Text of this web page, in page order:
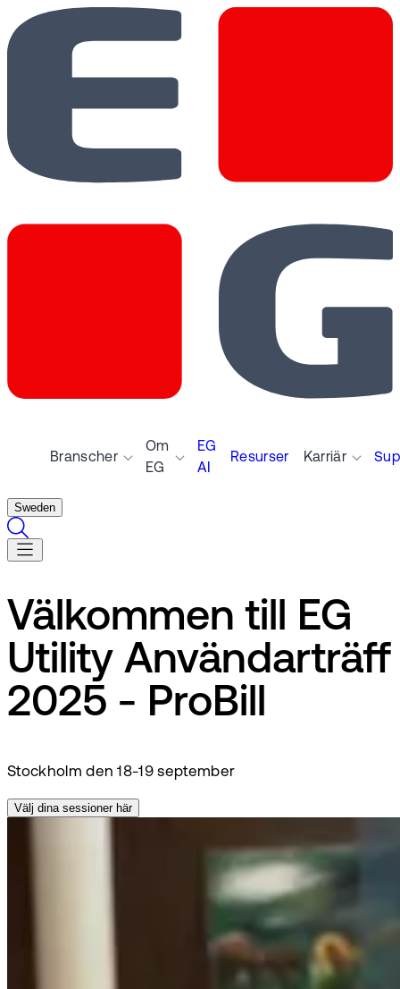
Branscher
Om
EG
EG
AI
Resurser Karriär
Sweden
Välkommen till EG
Utility Användarträff
2025 - ProBill
Stockholm den 18-19 september
Välj dina sessioner här